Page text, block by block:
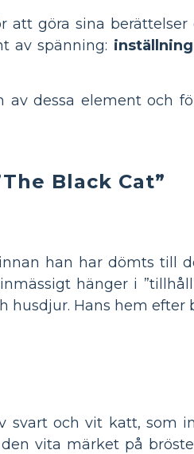
göra sina berättelser
av spänning:
dessa element och
Black Cat”
han har dömts till
hänger i
Hans hem efter
svart och vit katt, som
vita märket på